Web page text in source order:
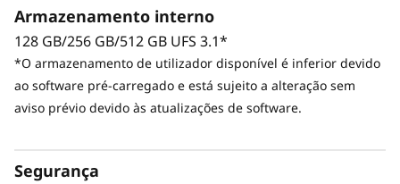
Armazenamento interno
128 GB/256 GB/512 GB UFS 3.1*
*O armazenamento de utilizador disponível é inferior devido
ao software pré-carregado e está sujeito a alteração sem
aviso prévio devido às atualizações de software.
Segurança